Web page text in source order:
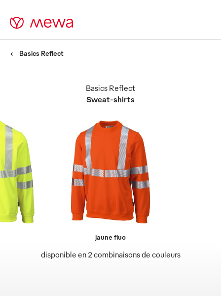
Basics Reflect
Sweat-shirts
Basics Reflect
disponible en 2 combinaisons de couleurs
jaune fluo